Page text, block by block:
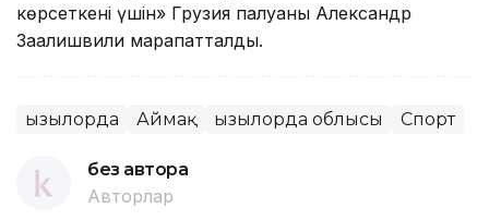
көрсеткені үшін» Грузия палуаны Александр
Заалишвили марапатталды.
Қызылорда Аймақ Қызылорда облысы Спорт
без автора
Авторлар